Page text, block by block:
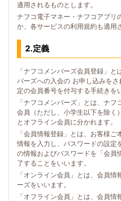
適用されるものとします。
ナフコ電子マネー・ナフコアプリ
か、各サービスの利用規約も適用
2.定義
「ナフコメンバーズ会員登録」
バーズへの入会の お申し込みを
定の会員番号を付与する手続きを
「ナフコメンバーズ」とは、ナ
会員（ただし、小学生以下を除く
とオフライン会員に分かれます。
「会員情報登録」とは、お客様
情報を入力し、パスワードの設定
の情報およびパスワードを「会員
了することをいいます。
「オンライン会員」とは、会員
ーズをいいます。
「オフライン会員」とは、会員